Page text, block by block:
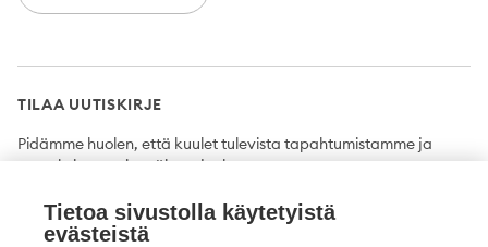
TILAA UUTISKIRJE
Pidämme huolen, että kuulet tulevista tapahtumistamme ja
uutuuksista ensimmäisten joukossa.
Tilaa
Tietoa sivustolla käytetyistä
evästeistä